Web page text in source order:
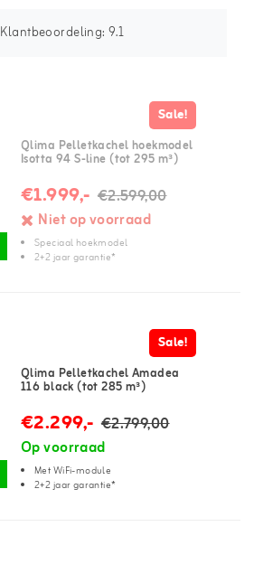
Klantbeoordeling:9.1
Sale!
Qlima Pelletkachel hoekmodel
Isotta 94 S-line (tot 295 m³)
€1.999,- €2.599,00
Niet op voorraad
Speciaal hoekmodel
2+2 jaar garantie*
Sale!
Qlima Pelletkachel Amadea
116 black (tot 285 m³)
€2.299,- €2.799,00
Op voorraad
Met WiFi-module
2+2 jaar garantie*